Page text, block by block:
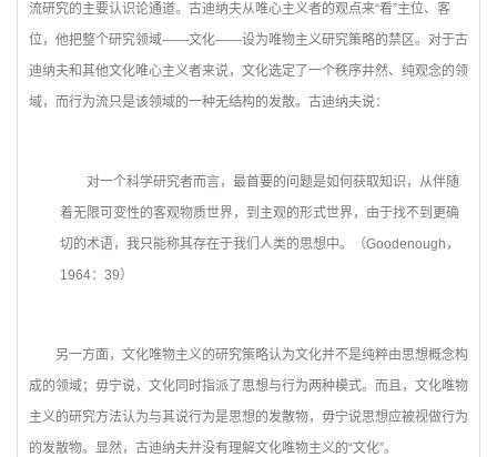
流研究的主要认识论通道。古迪纳夫从唯心主义者的观点来“看”主位、客
位，他把整个研究领域——文化——设为唯物主义研究策略的禁区。对于古
迪纳夫和其他文化唯心主义者来说，文化选定了一个秩序井然、纯观念的领
域，而行为流只是该领域的一种无结构的发散。古迪纳夫说：
对一个科学研究者而言，最首要的问题是如何获取知识，从伴随
着无限可变性的客观物质世界，到主观的形式世界，由于找不到更确
切的术语，我只能称其存在于我们人类的思想中。（Goodenough，
1964：39）
另一方面，文化唯物主义的研究策略认为文化并不是纯粹由思想概念构
成的领域；毋宁说，文化同时指派了思想与行为两种模式。而且，文化唯物
主义的研究方法认为与其说行为是思想的发散物，毋宁说思想应被视做行为
的发散物。显然，古迪纳夫并没有理解文化唯物主义的“文化”。